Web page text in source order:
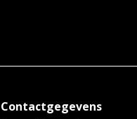
Contactgegevens